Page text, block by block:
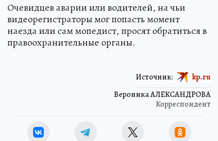
Очевидцев аварии или водителей, на чьи
видеорегистраторы мог попасть момент
наезда или сам мопедист, просят обратиться в
правоохранительные органы.
Вероника АЛЕКСАНДРОВА
Корреспондент
Источник: kp.ru